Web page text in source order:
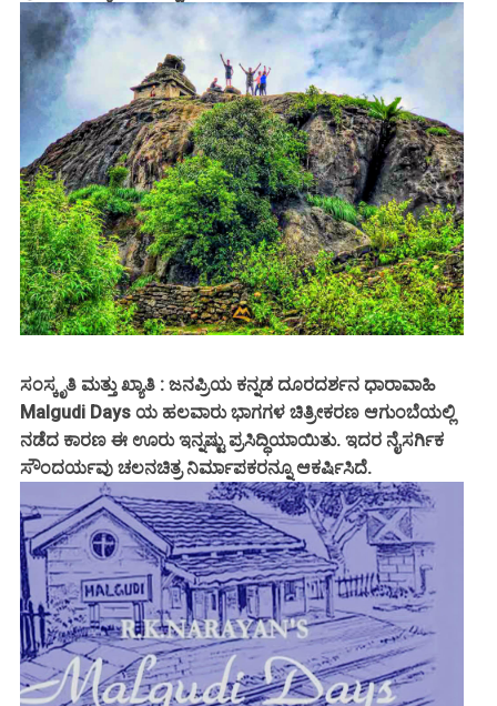
ಸಂಸ್ಕೃತಿ ಮತ್ತು ಖ್ಯಾತಿ : ಜನಪ್ರಿಯ ಕನ್ನಡ ದೂರದರ್ಶನ ಧಾರಾವಾಹಿ
Malgudi Days ಯ ಹಲವಾರು ಭಾಗಗಳ ಚಿತ್ರೀಕರಣ ಆಗುಂಬೆಯಲ್ಲಿ
ನಡೆದ ಕಾರಣ ಈ ಊರು ಇನ್ನಷ್ಟು ಪ್ರಸಿದ್ಧಿಯಾಯಿತು. ಇದರ ನೈಸರ್ಗಿಕ
ಸೌಂದರ್ಯವು ಚಲನಚಿತ್ರ ನಿರ್ಮಾಪಕರನ್ನೂ ಆಕರ್ಷಿಸಿದೆ.